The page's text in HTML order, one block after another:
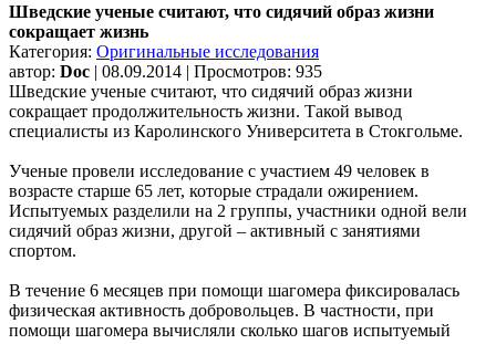
Шведские ученые считают, что сидячий образ жизни
сокращает жизнь
Категория: Оригинальные исследования
автор: Doc | 08.09.2014 | Просмотров: 935
Шведские ученые считают, что сидячий образ жизни
сокращает продолжительность жизни. Такой вывод
специалисты из Каролинского Университета в Стокгольме.
Ученые провели исследование с участием 49 человек в
возрасте старше 65 лет, которые страдали ожирением.
Испытуемых разделили на 2 группы, участники одной вели
сидячий образ жизни, другой – активный с занятиями
спортом.
В течение 6 месяцев при помощи шагомера фиксировалась
физическая активность добровольцев. В частности, при
помощи шагомера вычисляли сколько шагов испытуемый